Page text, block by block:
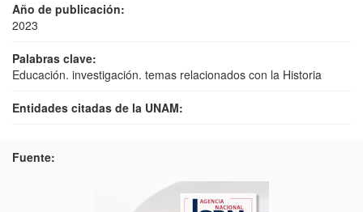
Año de publicación:
2023
Palabras clave:
Educación. investigación. temas relacionados con la Historia
Entidades citadas de la UNAM:
Fuente: